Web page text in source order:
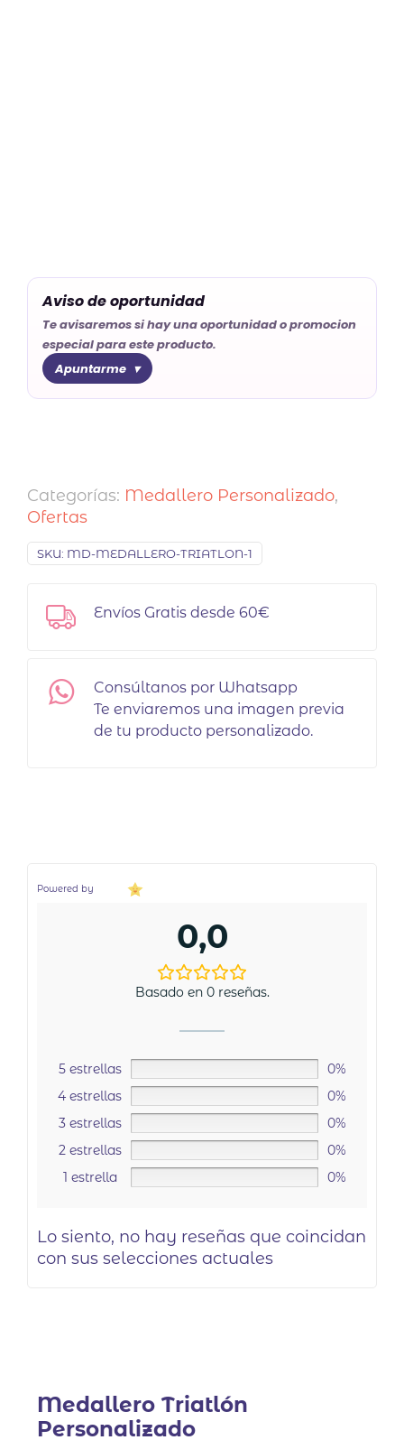
Aviso de oportunidad
Te avisaremos si hay una oportunidad o promocion
especial para este producto.
Apuntarme
Categorías: Medallero Personalizado,
Ofertas
SKU: MD-MEDALLERO-TRIATLON-1
Envíos Gratis desde 60€
Consúltanos por Whatsapp
Te enviaremos una imagen previa
de tu producto personalizado.
Powered by
0,0
Basado en 0 reseñas.
5 estrellas
0%
4 estrellas
0%
3 estrellas
0%
2 estrellas
0%
1 estrella
0%
Lo siento, no hay reseñas que coincidan
con sus selecciones actuales
Medallero Triatlón
Personalizado